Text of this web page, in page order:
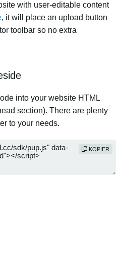
with user-editable content
, it will place an upload button
toolbar so no extra
into your website HTML
section). There are plenty
to your needs.
KOPIER